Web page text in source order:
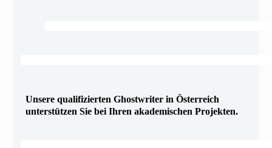
Unsere qualifizierten Ghostwriter in Österreich
unterstützen Sie bei Ihren akademischen Projekten.